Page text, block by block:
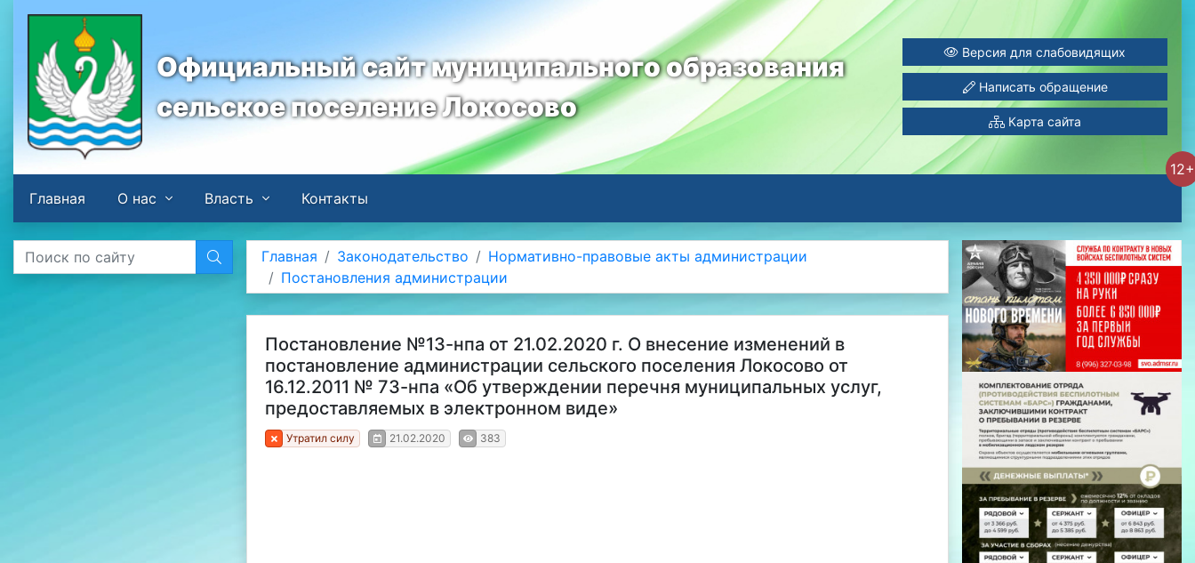
Официальный сайт муниципального образования
сельское поселение Локосово
Версия для слабовидящих
Написать обращение
Карта сайта
12+
Главная
О нас Власть Контакты
Главная Законодательство
Нормативно-правовые акты администрации
Постановления администрации
Постановление №13-нпа от 21.02.2020 г. О внесение изменений в
постановление администрации сельского поселения Локосово от
16.12.2011 № 73-нпа «Об утверждении перечня муниципальных услуг,
предоставляемых в электронном виде»
Утратил силу 21.02.2020 383